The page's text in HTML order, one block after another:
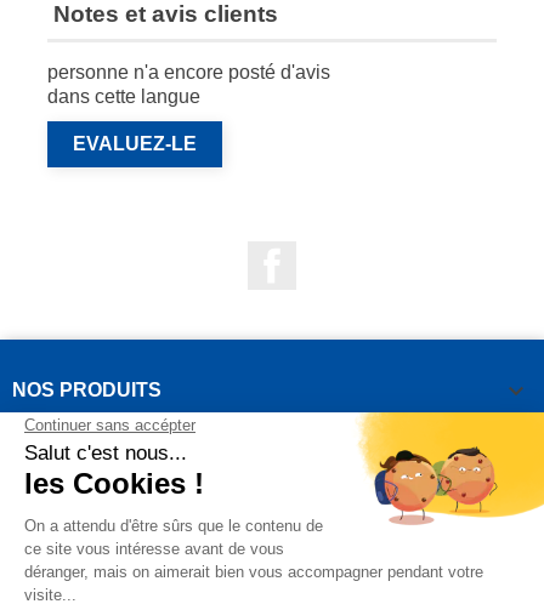
Notes et avis clients
personne n'a encore posté d'avis
dans cette langue
EVALUEZ-LE
NOS PRODUITS 
NOTRE SOCIÉTÉ

INFORMATIONS DE LA BOUTIQUE